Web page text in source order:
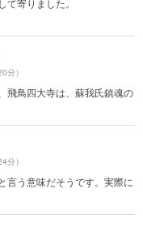
分）
飛鳥四大寺は、蘇我氏鎮魂の
分）
言う意味だそうです。実際に